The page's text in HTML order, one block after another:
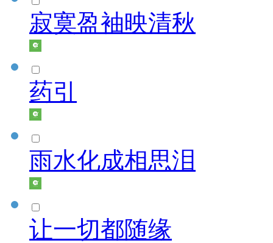
寂寞盈袖映清秋
药引
雨水化成相思泪
让一切都随缘